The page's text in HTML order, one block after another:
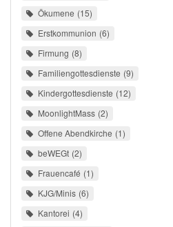
Ökumene 15
Erstkommunion 6
Firmung 8
Familiengottesdienste 9
Kindergottesdienste 12
MoonlightMass 2
Offene Abendkirche 1
beWEGt 2
Frauencafé 1
KJG/Minis 6
Kantorei 4